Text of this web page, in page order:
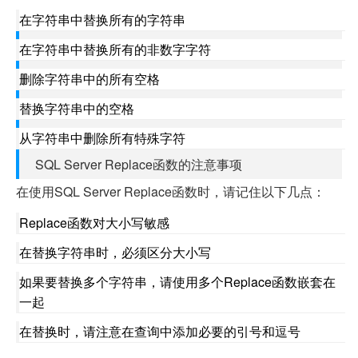
在字符串中替换所有的字符串
在字符串中替换所有的非数字字符
删除字符串中的所有空格
替换字符串中的空格
从字符串中删除所有特殊字符
SQL Server Replace函数的注意事项
在使用SQL Server Replace函数时，请记住以下几点：
Replace函数对大小写敏感
在替换字符串时，必须区分大小写
如果要替换多个字符串，请使用多个Replace函数嵌套在
一起
在替换时，请注意在查询中添加必要的引号和逗号